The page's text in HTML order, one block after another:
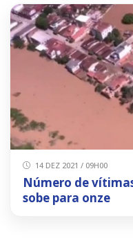
14 DEZ 2021 / 09H00
Número de
sobe para onze